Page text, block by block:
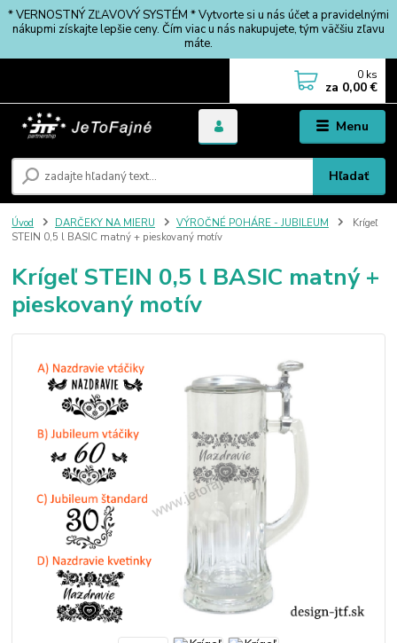
* VERNOSTNÝ ZĽAVOVÝ SYSTÉM * Vytvorte si u nás účet a pravidelnými
nákupmi získajte lepšie ceny. Čím viac u nás nakupujete, tým väčšiu zľavu
máte.
Menu
Hľadať
0 ks
za 0,00 €
Úvod DARČEKY NA MIERU VÝROČNÉ POHÁRE - JUBILEUM
Krígeľ
STEIN 0,5 l BASIC matný + pieskovaný motív
Krígeľ STEIN 0,5 l BASIC matný +
pieskovaný motív